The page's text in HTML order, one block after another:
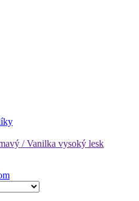
/ Vanilka vysoký lesk